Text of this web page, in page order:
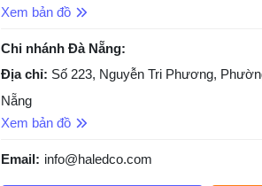
Xem bản đồ
Chi nhánh Đà Nẵng:
Địa chỉ: Số 223, Nguyễn Tri Phương,
Nẵng
Xem bản đồ
Email: info@haledco.com